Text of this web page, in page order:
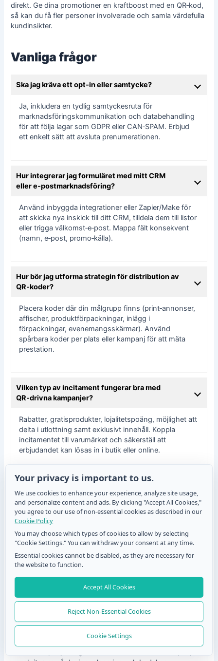
direkt. Ge dina promotioner en kraftboost med en QR‑kod,
så kan du få fler personer involverade och samla värdefulla
kundinsikter.
Vanliga frågor
Ska jag kräva ett opt‑in eller samtycke?
Ja, inkludera en tydlig samtyckesruta för
marknadsföringskommunikation och databehandling
för att följa lagar som GDPR eller CAN‑SPAM. Erbjud
ett enkelt sätt att avsluta prenumerationen.
Hur integrerar jag formuläret med mitt CRM
eller e‑postmarknadsföring?
Använd inbyggda integrationer eller Zapier/Make för
att skicka nya inskick till ditt CRM, tilldela dem till listor
eller trigga välkomst‑e‑post. Mappa fält konsekvent
(namn, e‑post, promo‑källa).
Hur bör jag utforma strategin för distribution av
QR‑koder?
Placera koder där din målgrupp finns (print‑annonser,
affischer, produktförpackningar, inlägg i
förpackningar, evenemangsskärmar). Använd
spårbara koder per plats eller kampanj för att mäta
prestation.
Vilken typ av incitament fungerar bra med
QR‑drivna kampanjer?
Rabatter, gratisprodukter, lojalitetspoäng, möjlighet att
delta i utlottning samt exklusivt innehåll. Koppla
incitamentet till varumärket och säkerställ att
erbjudandet kan lösas in i butik eller online.
Hur testar jag min QR‑kampanj från början till
slut?
Tryck eller visa QR‑koden, skanna med flera enheter,
bekräfta att formuläret laddas, att inskick går till rätt
system och att automatiska bekräftelser eller
uppföljningar triggas korrekt. Testa även kantfall
(ingen internetuppkoppling, långsam anslutning).
Hur kan jag mäta ROI för en QR‑baserad
Spåra totalt antal inskick, konverteringsgrad till
försäljning eller lead, kostnad per lead och extra intäkt
Your privacy is important to us.
We use cookies to enhance your experience, analyze site usage,
and personalize content and ads. By clicking "Accept All Cookies,"
you agree to our use of non-essential cookies as described in our
Cookie Policy
You may choose which types of cookies to allow by selecting
"Cookie Settings." You can withdraw your consent at any time.
Essential cookies cannot be disabled, as they are necessary for
the website to function.
Accept All Cookies
Reject Non-Essential Cookies
Cookie Settings